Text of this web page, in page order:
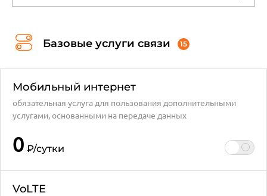
Базовые услуги связи 15
Мобильный интернет
обязательная услуга для пользования дополнительными
услугами, основанными на передаче данных
0 ₽/сутки
VoLTE